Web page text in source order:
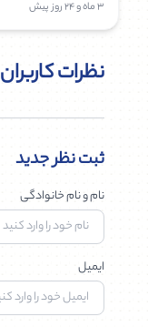
3 ماه و 24 روز پیش
نظرات کاربران
ثبت نظر جدید
نام و نام خانوادگی
ایمیل